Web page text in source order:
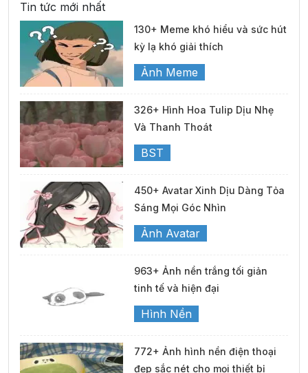
Tin tức mới nhất
130+ Meme khó hiểu và sức hút
kỳ lạ khó giải thích
Ảnh Meme
326+ Hình Hoa Tulip Dịu Nhẹ
Và Thanh Thoát
BST
450+ Avatar Xinh Dịu Dàng Tỏa
Sáng Mọi Góc Nhìn
Ảnh Avatar
963+ Ảnh nền trắng tối giản
tinh tế và hiện đại
Hình Nền
772+ Ảnh hình nền điện thoại
đẹp sắc nét cho mọi thiết bị